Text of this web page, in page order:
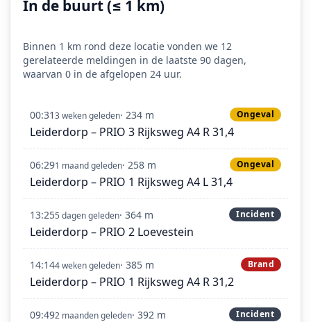
In de buurt (≤ 1 km)
Binnen 1 km rond deze locatie vonden we 12
gerelateerde meldingen in de laatste 90 dagen,
waarvan 0 in de afgelopen 24 uur.
00:313 weken geleden· 234 m Ongeval
Leiderdorp – PRIO 3 Rijksweg A4 R 31,4
06:291 maand geleden· 258 m Ongeval
Leiderdorp – PRIO 1 Rijksweg A4 L 31,4
13:255 dagen geleden· 364 m Incident
Leiderdorp – PRIO 2 Loevestein
14:144 weken geleden· 385 m Brand
Leiderdorp – PRIO 1 Rijksweg A4 R 31,2
09:492 maanden geleden· 392 m Incident